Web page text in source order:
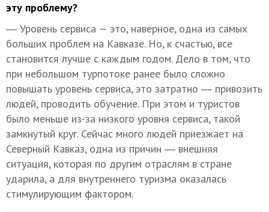
эту проблему?
― Уровень сервиса — это, наверное, одна из самых
больших проблем на Кавказе. Но, к счастью, все
становится лучше с каждым годом. Дело в том, что
при небольшом турпотоке ранее было сложно
повышать уровень сервиса, это затратно ― привозить
людей, проводить обучение. При этом и туристов
было меньше из-за низкого уровня сервиса, такой
замкнутый круг. Сейчас много людей приезжает на
Северный Кавказ, одна из причин ― внешняя
ситуация, которая по другим отраслям в стране
ударила, а для внутреннего туризма оказалась
стимулирующим фактором.